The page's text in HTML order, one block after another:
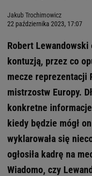
Jakub Trochimowicz
22 października 2023, 17:07
Robert
kontuzją, przez co
mecze reprezentacji
mistrzostw Europy.
konkretne
kiedy będzie mógł
wyklarowała się
ogłosiła kadrę na
Wiadomo, czy